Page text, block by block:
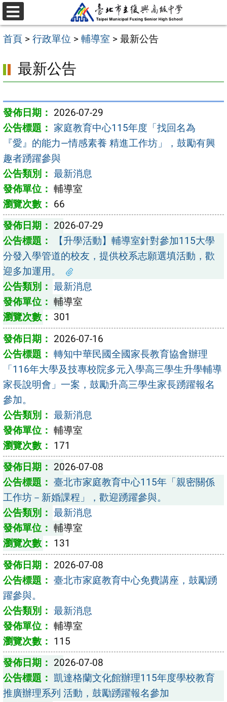
跳
至
主
內
區
選
單
首頁 > 行政單位 > 輔導室 > 最新公告
最新公告
2026-07-29
家庭教育中心115年度「找回名為
『愛』的能力—情感素養 精進工作坊」，鼓勵有興
趣者踴躍參與
最新消息
輔導室
66
2026-07-29
【升學活動】輔導室針對參加115大學
分發入學管道的校友，提供校系志願選填活動，歡
迎多加運用。
最新消息
輔導室
301
2026-07-16
轉知中華民國全國家長教育協會辦理
「116年大學及技專校院多元入學高三學生升學輔導
家長說明會」一案，鼓勵升高三學生家長踴躍報名
參加。
最新消息
輔導室
171
2026-07-08
臺北市家庭教育中心115年「親密關係
工作坊－新婚課程」，歡迎踴躍參與。
最新消息
輔導室
131
2026-07-08
臺北市家庭教育中心免費講座，鼓勵踴
躍參與。
最新消息
輔導室
115
2026-07-08
凱達格蘭文化館辦理115年度學校教育
推廣辦理系列 活動，鼓勵踴躍報名參加